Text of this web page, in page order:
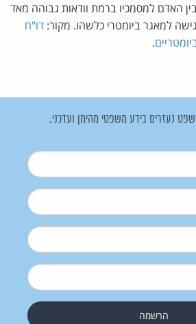
האדם למסמכיו ברמת וודאות גבוהה מאד
למאגר ביומטרי כלשהו. מקור: דו"ח
.
נעזרים בידע משפטי מהימן ועדכני.